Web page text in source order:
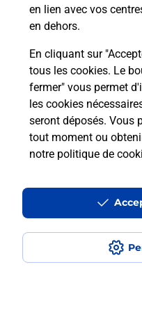
en lien avec vos
en dehors.
En cliquant sur
tous les cookies. Le
fermer" vous permet
les cookies
seront déposés. Vous
tout moment ou
notre politique de
Questions
Comment
en ligne depuis
Comment
retour chez un e-
déplacer ?
Envoyer un petit